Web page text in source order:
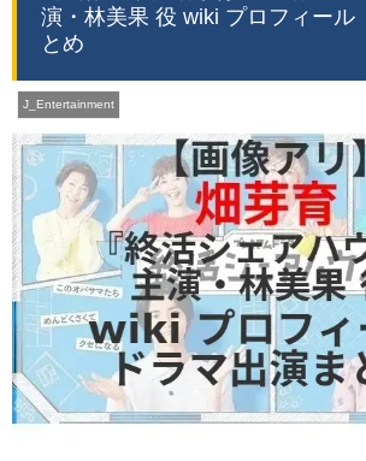
演・林美果 役 wiki プロフィール
とめ
J_Entertainment